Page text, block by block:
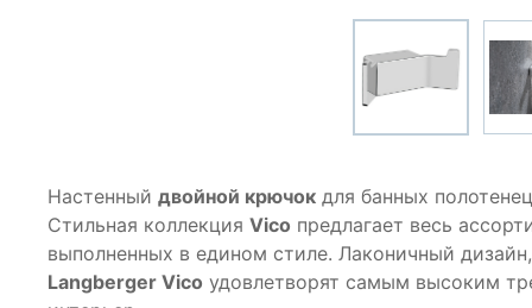
Настенный двойной крючок для банных
Стильная коллекция Vico предлагает весь
выполненных в едином стиле. Лаконичный
Langberger Vico удовлетворят самым высоким